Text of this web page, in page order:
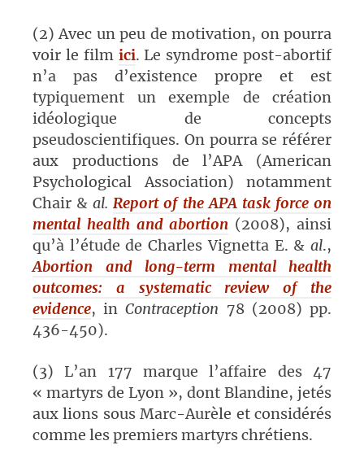
(2) Avec un peu de motivation, on pourra
voir le film ici. Le syndrome post-abortif
n’a pas d’existence propre et est
typiquement un exemple de création
idéologique de concepts
pseudoscientifiques. On pourra se référer
aux productions de l’APA (American
Psychological Association) notamment
Chair &al.Report of the APA task force on
mental health and abortion (2008), ainsi
qu’à l’étude de Charles Vignetta E. & al.,
Abortion and long-term mental health
outcomes: a systematic review of the
evidence, inContraception 78 (2008) pp.
436-450).
(3) L’an 177 marque l’affaire des 47
« martyrs de Lyon », dont Blandine, jetés
aux lions sous Marc-Aurèle et considérés
comme les premiers martyrs chrétiens.